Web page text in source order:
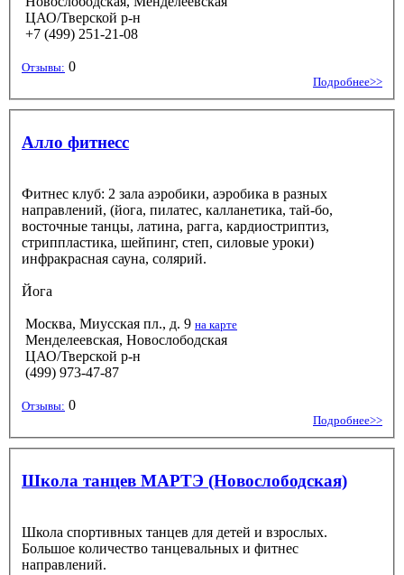
ЦАО/Тверской р-н
+7 (499) 251-21-08
Отзывы: 0
Подробнее>>
Алло фитнесс
Фитнес клуб: 2 зала аэробики, аэробика в разных
направлений, (йога, пилатес, калланетика, тай-бо,
восточные танцы, латина, рагга, кардиостриптиз,
стриппластика, шейпинг, степ, силовые уроки)
инфракрасная сауна, солярий.
Йога
Москва, Миусская пл., д. 9 на карте
Менделеевская, Новослободская
ЦАО/Тверской р-н
(499) 973-47-87
Отзывы: 0
Подробнее>>
Школа танцев МАРТЭ (Новослободская)
Школа спортивных танцев для детей и взрослых.
Большое количество танцевальных и фитнес
направлений.